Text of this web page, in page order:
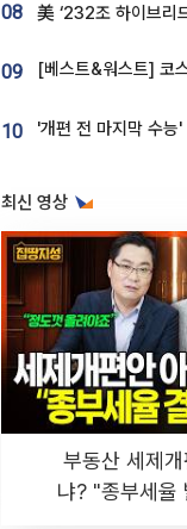
08
09
10
최신 영상
부동산 세제
냐? "종부세율